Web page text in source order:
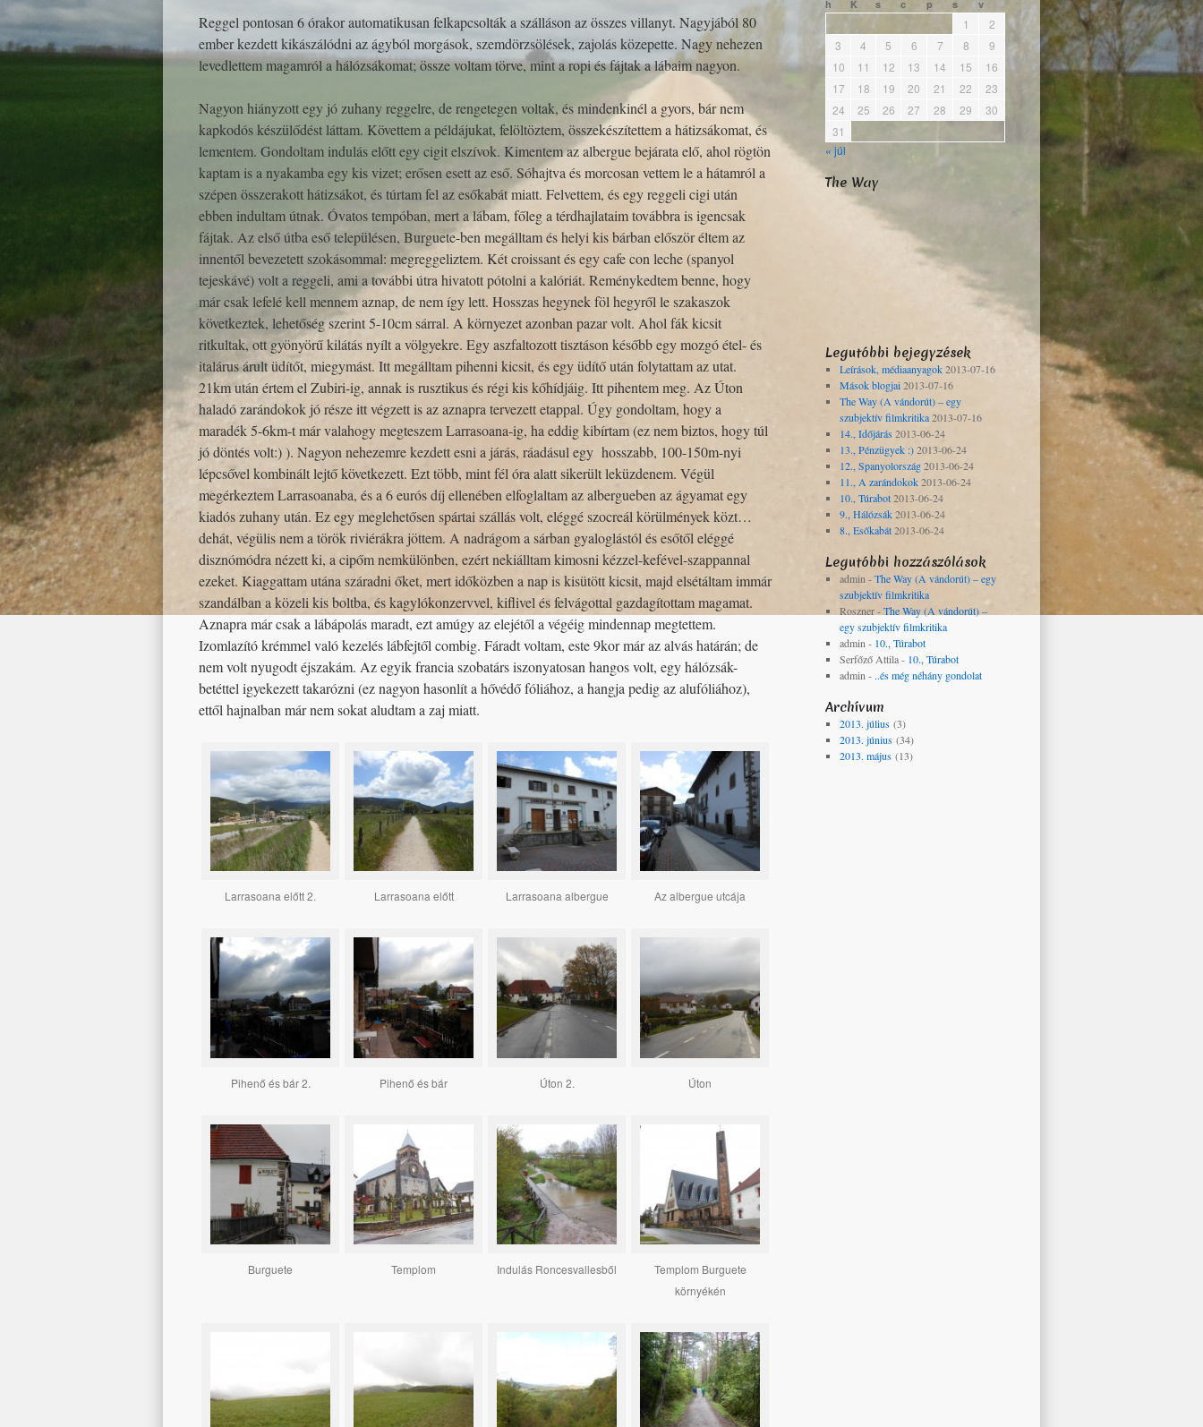
Reggel pontosan 6 órakor automatikusan felkapcsolták a szálláson az összes villanyt. Nagyjából 80
ember kezdett kikászálódni az ágyból morgások, szemdörzsölések, zajolás közepette. Nagy nehezen
levedlettem magamról a hálózsákomat; össze voltam törve, mint a ropi és fájtak a lábaim nagyon.
Nagyon hiányzott egy jó zuhany reggelre, de rengetegen voltak, és mindenkinél a gyors, bár nem
kapkodós készülődést láttam. Követtem a példájukat, felöltöztem, összekészítettem a hátizsákomat, és
lementem. Gondoltam indulás előtt egy cigit elszívok. Kimentem az albergue bejárata elő, ahol rögtön
kaptam is a nyakamba egy kis vizet; erősen esett az eső. Sóhajtva és morcosan vettem le a hátamról a
szépen összerakott hátizsákot, és túrtam fel az esőkabát miatt. Felvettem, és egy reggeli cigi után
ebben indultam útnak. Óvatos tempóban, mert a lábam, főleg a térdhajlataim továbbra is igencsak
fájtak. Az első útba eső településen, Burguete-ben megálltam és helyi kis bárban először éltem az
innentől bevezetett szokásommal: megreggeliztem. Két croissant és egy cafe con leche (spanyol
tejeskávé) volt a reggeli, ami a további útra hivatott pótolni a kalóriát. Reménykedtem benne, hogy
már csak lefelé kell mennem aznap, de nem így lett. Hosszas hegynek föl hegyről le szakaszok
következtek, lehetőség szerint 5-10cm sárral. A környezet azonban pazar volt. Ahol fák kicsit
ritkultak, ott gyönyörű kilátás nyílt a völgyekre. Egy aszfaltozott tisztáson később egy mozgó étel- és
italárus árult üdítőt, miegymást. Itt megálltam pihenni kicsit, és egy üdítő után folytattam az utat.
21km után értem el Zubiri-ig, annak is rusztikus és régi kis kőhídjáig. Itt pihentem meg. Az Úton
haladó zarándokok jó része itt végzett is az aznapra tervezett etappal. Úgy gondoltam, hogy a
maradék 5-6km-t már valahogy megteszem Larrasoana-ig, ha eddig kibírtam (ez nem biztos, hogy túl
jó döntés volt:) ). Nagyon nehezemre kezdett esni a járás, ráadásul egy hosszabb, 100-150m-nyi
lépcsővel kombinált lejtő következett. Ezt több, mint fél óra alatt sikerült leküzdenem. Végül
megérkeztem Larrasoanaba, és a 6 eurós díj ellenében elfoglaltam az albergueben az ágyamat egy
kiadós zuhany után. Ez egy meglehetősen spártai szállás volt, eléggé szocreál körülmények közt…
dehát, végülis nem a török riviérákra jöttem. A nadrágom a sárban gyaloglástól és esőtől eléggé
disznómódra nézett ki, a cipőm nemkülönben, ezért nekiálltam kimosni kézzel-kefével-szappannal
ezeket. Kiaggattam utána száradni őket, mert időközben a nap is kisütött kicsit, majd elsétáltam immár
szandálban a közeli kis boltba, és kagylókonzervvel, kiflivel és felvágottal gazdagítottam magamat.
Aznapra már csak a lábápolás maradt, ezt amúgy az elejétől a végéig mindennap megtettem.
Izomlazító krémmel való kezelés lábfejtől combig. Fáradt voltam, este 9kor már az alvás határán; de
nem volt nyugodt éjszakám. Az egyik francia szobatárs iszonyatosan hangos volt, egy hálózsák-
betéttel igyekezett takarózni (ez nagyon hasonlít a hővédő fóliához, a hangja pedig az alufóliához),
ettől hajnalban már nem sokat aludtam a zaj miatt.
Larrasoana előtt 2. Larrasoana előtt Larrasoana albergue Az albergue utcája
Pihenő és bár 2. Pihenő és bár Úton 2. Úton
Burguete Templom Indulás Roncesvallesből
Templom Burguete
környékén
h K s c p s v
1
2
3
4 5 6 7 8
9
10
11 12 13 14 15
16
17
18 19 20 21 22
23
24
25 26 27 28 29
30
31
« júl
The Way
Legutóbbi bejegyzések
Leírások, médiaanyagok 2013-07-16
Mások blogjai 2013-07-16
The Way (A vándorút) – egy
szubjektív filmkritika 2013-07-16
14., Időjárás 2013-06-24
13., Pénzügyek :) 2013-06-24
12., Spanyolország 2013-06-24
11., A zarándokok 2013-06-24
10., Túrabot 2013-06-24
9., Hálózsák 2013-06-24
8., Esőkabát 2013-06-24
Legutóbbi hozzászólások
admin -The Way (A vándorút) – egy
szubjektív filmkritika
Roszner-The Way (A vándorút) –
egy szubjektív filmkritika
admin - 10., Túrabot
Serfőző Attila- 10., Túrabot
admin - ..és még néhány gondolat
Archívum
2013. július(3)
2013. június(34)
2013. május(13)